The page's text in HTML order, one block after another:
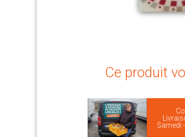
Ce produit
Samedi